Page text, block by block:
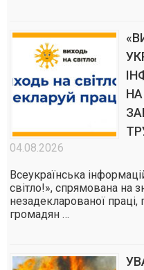
04.08.2026
Всеукраїнська
світло!», спрямована на
незадекларованої праці,
громадян …